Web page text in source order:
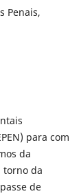
Penais,
para com
da
torno da
de